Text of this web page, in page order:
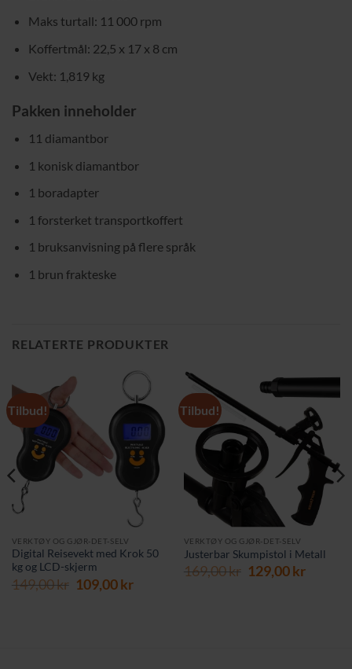
Maks turtall: 11 000 rpm
Koffertmål: 22,5 x 17 x 8 cm
Vekt: 1,819 kg
Pakken inneholder
11 diamantbor
1 konisk diamantbor
1 boradapter
1 forsterket transportkoffert
1 bruksanvisning på flere språk
1 brun frakteske
RELATERTE PRODUKTER
Tilbud!
VERKTØY OG GJØR-DET-SELV
Digital Reisevekt med Krok 50
kg og LCD-skjerm
149,00kr Opprinnelig
109,00krNåværende
Tilbud!
VERKTØY OG GJØR-DET-SELV
Justerbar Skumpistol i Metall
169,00kr Opprinnelig
129,00kr